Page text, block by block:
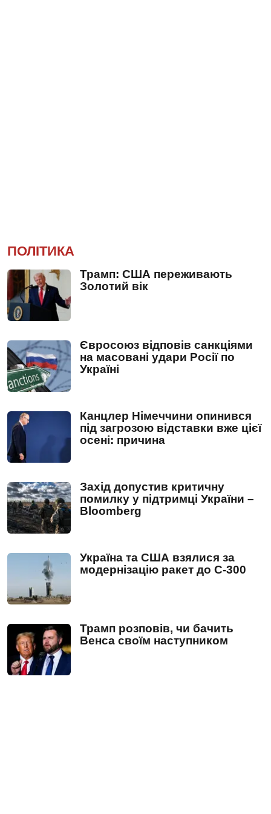
ПОЛІТИКА
Трамп: США переживають
Золотий вік
Євросоюз відповів санкціями
на масовані удари Росії по
Україні
Канцлер Німеччини опинився
під загрозою відставки вже цієї
осені: причина
Захід допустив критичну
помилку у підтримці України –
Bloomberg
Україна та США взялися за
модернізацію ракет до С-300
Трамп розповів, чи бачить
Венса своїм наступником